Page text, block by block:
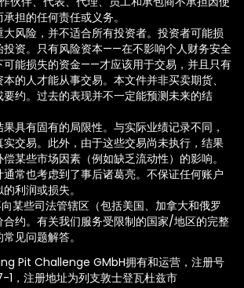
担的任何责任或义务。
风险，并不适合所有投资者。投资者可能损
投资。只有风险资本——在不影响个人财务安全
可能损失的资金——才应该用于交易，并且只有
的人才能从事交易。本文件并非买卖期货、
约。过去的表现并不一定能预测未来的结
具有固有的局限性。与实际业绩记录不同，
交易。此外，由于这些交易尚未执行，结果
某些市场因素（例如缺乏流动性）的影响。
常也考虑到了事后诸葛亮。不保证任何账户
利润或损失。
某些司法管辖区（包括美国、加拿大和俄罗
约。有关我们服务受限制的国家/地区的完整
见问题解答。
Pit Challenge GMbH拥有和运营，注册号
1，注册地址为列支敦士登瓦杜兹市